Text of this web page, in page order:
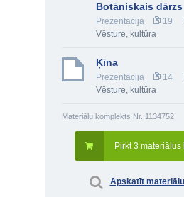
Botāniskais dārzs
Prezentācija 19
Vēsture, kultūra
Ķīna
Prezentācija 14
Vēsture, kultūra
Materiālu komplekts Nr. 1134752
Pirkt 3 materiālus
Apskatīt